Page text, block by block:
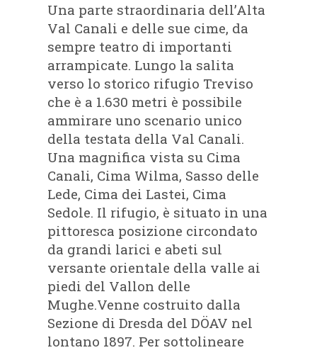
Una parte straordinaria dell’Alta
Val Canali e delle sue cime, da
sempre teatro di importanti
arrampicate. Lungo la salita
verso lo storico rifugio Treviso
che è a 1.630 metri è possibile
ammirare uno scenario unico
della testata della Val Canali.
Una magnifica vista su Cima
Canali, Cima Wilma, Sasso delle
Lede, Cima dei Lastei, Cima
Sedole. Il rifugio, è situato in una
pittoresca posizione circondato
da grandi larici e abeti sul
versante orientale della valle ai
piedi del Vallon delle
Mughe.Venne costruito dalla
Sezione di Dresda del DÖAV nel
lontano 1897. Per sottolineare